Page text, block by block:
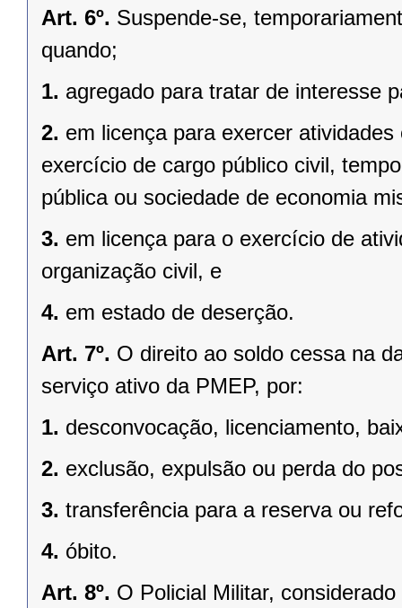
Art. 6º. Suspende-se,
quando;
1. agregado para tratar de interesse
2. em licença para exercer
exercício de cargo público civil,
pública ou sociedade de economia
3. em licença para o exercício de
organização civil, e
4. em estado de deserção.
Art. 7º. O direito ao soldo cessa na
serviço ativo da PMEP, por:
1. desconvocação, licenciamento,
2. exclusão, expulsão ou perda do
3. transferência para a reserva ou
4. óbito.
Art. 8º. O Policial Militar,